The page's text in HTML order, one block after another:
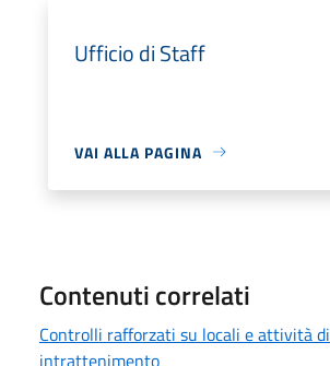
Ufficio di Staff
VAI ALLA PAGINA
Contenuti correlati
Controlli rafforzati su locali e attività di
intrattenimento